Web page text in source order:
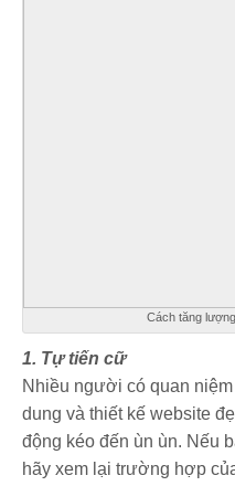
Cách tăng
1. Tự tiến cữ
Nhiều người có quan
dung và thiết kế website
động kéo đến ùn ùn. Nếu
hãy xem lại trường hợp